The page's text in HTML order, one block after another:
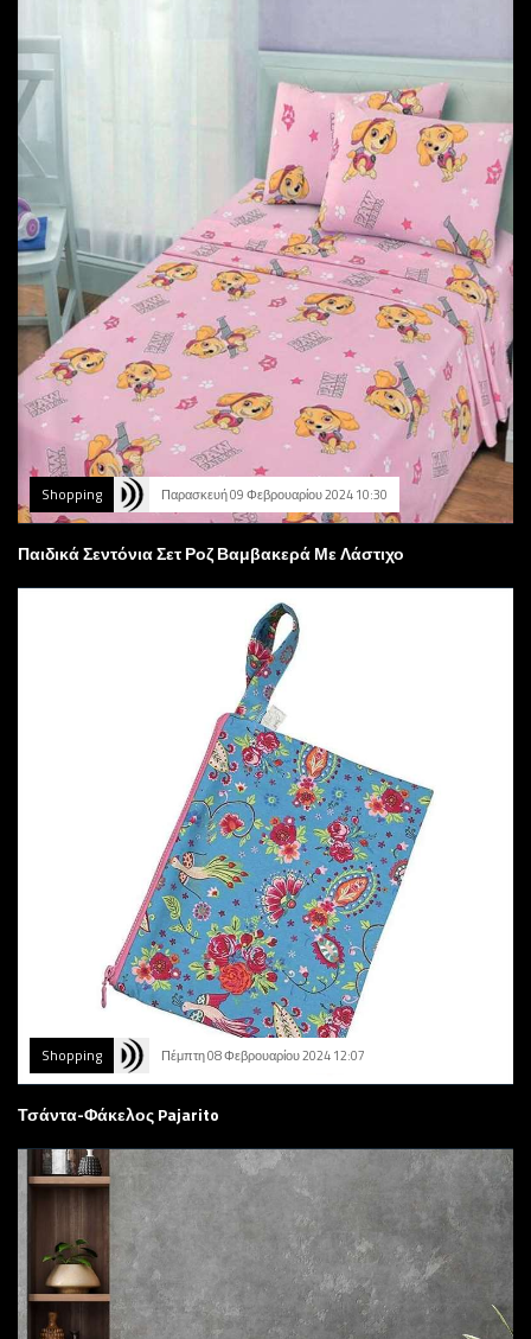
Shopping Παρασκευή 09 Φεβρουαρίου 2024 10:30
Παιδικά Σεντόνια Σετ Ροζ Βαμβακερά Με Λάστιχο
Shopping Πέμπτη 08 Φεβρουαρίου 2024 12:07
Τσάντα-Φάκελος Pajarito